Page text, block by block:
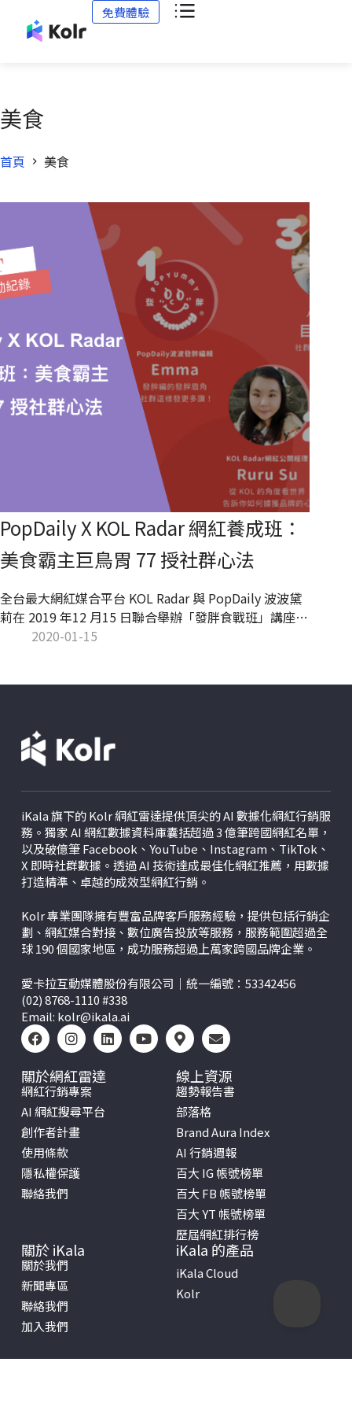
免費體驗
美食
首頁 美食
PopDaily X KOL Radar 網紅養成班：
美食霸主巨鳥胃 77 授社群心法
全台最大網紅媒合平台 KOL Radar 與 PopDaily 波波黛
莉在 2019 年12 月15 日聯合舉辦「發胖食戰班」講座。
講者邀請與創作息息相關的 PopDaily 創作者計畫負責
2020-01-15
iKala 旗下的 Kolr 網紅雷達提供頂尖的 AI 數據化網紅行銷服
務。獨家 AI 網紅數據資料庫囊括超過 3 億筆跨國網紅名單，
以及破億筆 Facebook、YouTube、Instagram、TikTok、
X 即時社群數據。透過 AI 技術達成最佳化網紅推薦，用數據
打造精準、卓越的成效型網紅行銷。
Kolr 專業團隊擁有豐富品牌客戶服務經驗，提供包括行銷企
劃、網紅媒合對接、數位廣告投放等服務，服務範圍超過全
球 190 個國家地區，成功服務超過上萬家跨國品牌企業。
愛卡拉互動媒體股份有限公司｜統一編號：53342456
(02) 8768-1110 #338
Email: kolr@ikala.ai
關於網紅雷達
網紅行銷專案
AI 網紅搜尋平台
創作者計畫
使用條款
隱私權保護
聯絡我們
線上資源
趨勢報告書
部落格
Brand Aura Index
AI 行銷週報
百大 IG 帳號榜單
百大 FB 帳號榜單
百大 YT 帳號榜單
歷屆網紅排行榜
關於 iKala
關於我們
新聞專區
聯絡我們
加入我們
iKala 的產品
iKala Cloud
Kolr